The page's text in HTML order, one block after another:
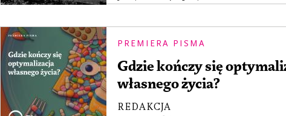
PREMIERA PISMA
Gdzie kończy się
własnego życia?
REDAKCJA